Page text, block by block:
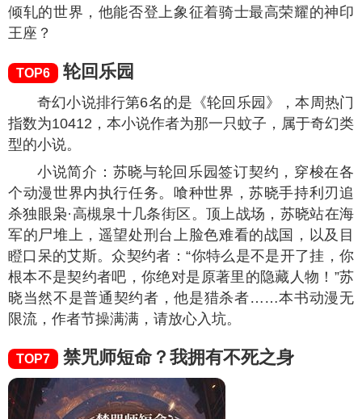
倾轧的世界，他能否登上象征着骑士最高荣耀的神印
王座？
TOP6 轮回乐园
奇幻小说排行第6名的是《轮回乐园》，本周热门